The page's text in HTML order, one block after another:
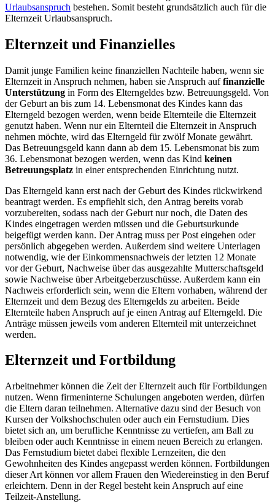
Urlaubsanspruch bestehen. Somit besteht grundsätzlich auch für die
Elternzeit Urlaubsanspruch.
Elternzeit und Finanzielles
Damit junge Familien keine finanziellen Nachteile haben, wenn sie
Elternzeit in Anspruch nehmen, haben sie Anspruch auffinanzielle
Unterstützung in Form des Elterngeldes bzw. Betreuungsgeld. Von
der Geburt an bis zum 14. Lebensmonat des Kindes kann das
Elterngeld bezogen werden, wenn beide Elternteile die Elternzeit
genutzt haben. Wenn nur ein Elternteil die Elternzeit in Anspruch
nehmen möchte, wird das Elterngeld für zwölf Monate gewährt.
Das Betreuungsgeld kann dann ab dem 15. Lebensmonat bis zum
36. Lebensmonat bezogen werden, wenn das Kind keinen
Betreuungsplatz in einer entsprechenden Einrichtung nutzt.
Das Elterngeld kann erst nach der Geburt des Kindes rückwirkend
beantragt werden. Es empfiehlt sich, den Antrag bereits vorab
vorzubereiten, sodass nach der Geburt nur noch, die Daten des
Kindes eingetragen werden müssen und die Geburtsurkunde
beigefügt werden kann. Der Antrag muss per Post eingehen oder
persönlich abgegeben werden. Außerdem sind weitere Unterlagen
notwendig, wie der Einkommensnachweis der letzten 12 Monate
vor der Geburt, Nachweise über das ausgezahlte Mutterschaftsgeld
sowie Nachweise über Arbeitgeberzuschüsse. Außerdem kann ein
Nachweis erforderlich sein, wenn die Eltern vorhaben, während der
Elternzeit und dem Bezug des Elterngelds zu arbeiten. Beide
Elternteile haben Anspruch auf je einen Antrag auf Elterngeld. Die
Anträge müssen jeweils vom anderen Elternteil mit unterzeichnet
werden.
Elternzeit und Fortbildung
Arbeitnehmer können die Zeit der Elternzeit auch für Fortbildungen
nutzen. Wenn firmeninterne Schulungen angeboten werden, dürfen
die Eltern daran teilnehmen. Alternative dazu sind der Besuch von
Kursen der Volkshochschulen oder auch ein Fernstudium. Dies
bietet sich an, um berufliche Kenntnisse zu vertiefen, am Ball zu
bleiben oder auch Kenntnisse in einem neuen Bereich zu erlangen.
Das Fernstudium bietet dabei flexible Lernzeiten, die den
Gewohnheiten des Kindes angepasst werden können. Fortbildungen
dieser Art können vor allem Frauen den Wiedereinstieg in den Beruf
erleichtern. Denn in der Regel besteht kein Anspruch auf eine
Teilzeit-Anstellung.